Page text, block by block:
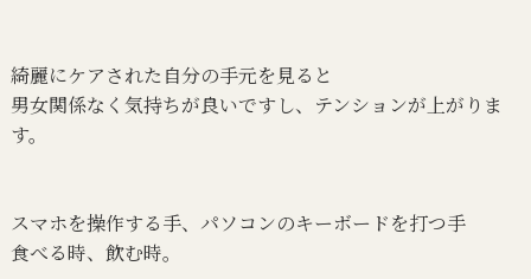
綺麗にケアされた自分の手元を見ると
男女関係なく気持ちが良いですし、テンションが上がりま
す。
スマホを操作する手、パソコンのキーボードを打つ手
食べる時、飲む時。